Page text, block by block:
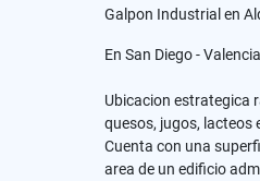
Galpon Industrial en
En San Diego -
Ubicacion estrategica
quesos, jugos, lacteos
Cuenta con una
area de un edificio